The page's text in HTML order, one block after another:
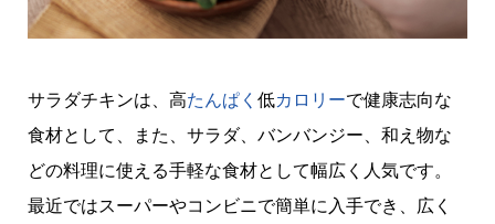
サラダチキンは、高たんぱく 低カロリーで健康志向な
食材として、また、サラダ、バンバンジー、和え物な
どの料理に使える手軽な食材として幅広く人気です。
最近ではスーパーやコンビニで簡単に入手でき、広く